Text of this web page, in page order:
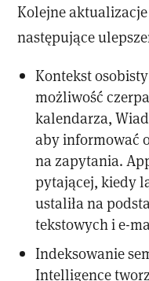
Kolejne aktualizacje
następujące
Kontekst
możliwość
kalendarza,
aby informować
na zapytania.
pytającej, kiedy
ustaliła na
tekstowych i e-
Indeksowanie
Intelligence